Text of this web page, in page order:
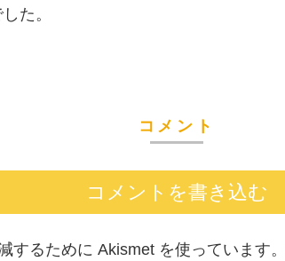
た。
コメント
コメントを書き込む
するために Akismet を使っています。